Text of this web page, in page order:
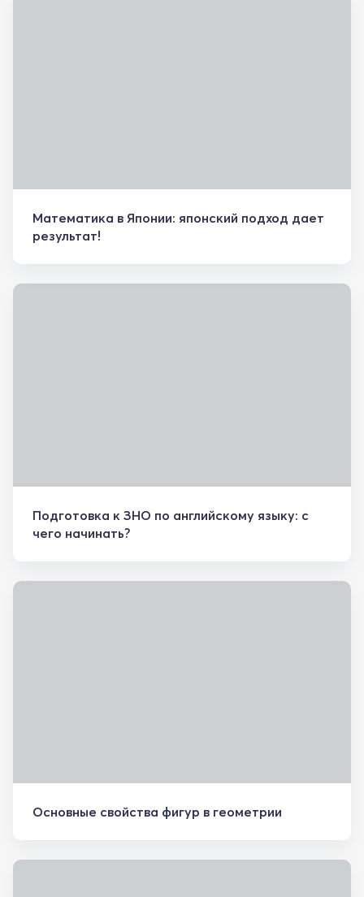
Математика в Японии: японский подход дает
результат!
Подготовка к ЗНО по английскому языку: с
чего начинать?
Основные свойства фигур в геометрии